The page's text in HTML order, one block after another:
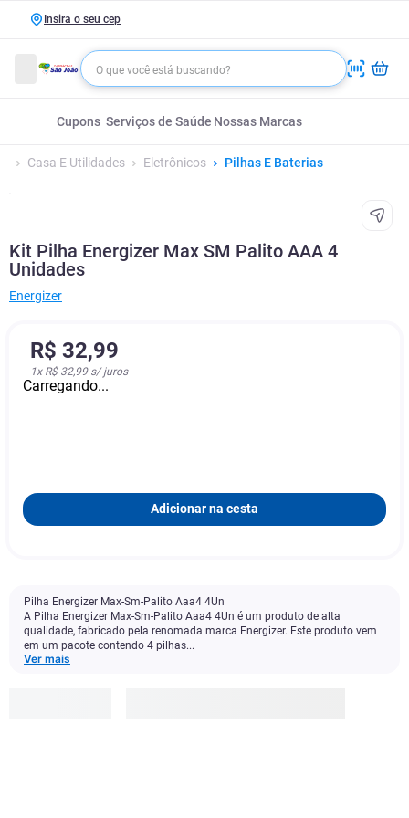
Insira o seu cep
Cupons Serviços de Saúde Nossas Marcas
Casa E Utilidades Eletrônicos Pilhas E Baterias
Kit Pilha Energizer Max SM Palito AAA 4
Unidades
Energizer
R$ 32,99
1x R$ 32,99s/ juros
Carregando...
Adicionar na cesta
Pilha Energizer Max-Sm-Palito Aaa4 4Un
A Pilha Energizer Max-Sm-Palito Aaa4 4Un é um produto de alta
qualidade, fabricado pela renomada marca Energizer. Este produto vem
em um pacote contendo 4 pilhas...
Ver mais